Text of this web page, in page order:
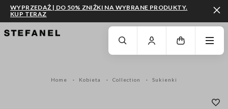
PRZEJDŹ DO GŁÓWNEJ TREŚCI PRZEWIŃ NA DÓŁ STRONY
WYPRZEDAŻ | DO 50% ZNIŻKI NA WYBRANE PRODUKTY.
KUP TERAZ
Home Kobieta Collection Sukienki